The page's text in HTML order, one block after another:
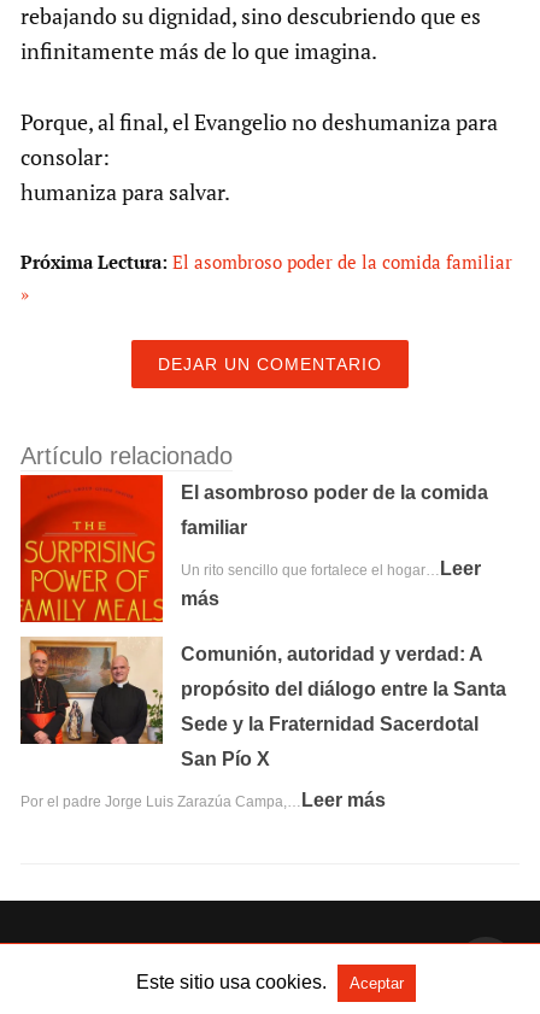
rebajando su dignidad, sino descubriendo que es
infinitamente más de lo que imagina.
Porque, al final, el Evangelio no deshumaniza para
consolar:
humaniza para salvar.
Próxima Lectura: El asombroso poder de la comida familiar
»
DEJAR UN COMENTARIO
Artículo relacionado
El asombroso poder de la comida
familiar
Un rito sencillo que fortalece el hogar… Leer
más
Comunión, autoridad y verdad: A
propósito del diálogo entre la Santa
Sede y la Fraternidad Sacerdotal
San Pío X
Por el padre Jorge Luis Zarazúa Campa,… Leer más
Este sitio usa cookies. Aceptar